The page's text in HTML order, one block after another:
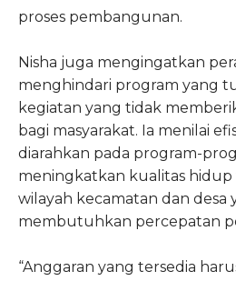
proses pembangunan.
Nisha juga mengingatkan
menghindari program yang
kegiatan yang tidak
bagi masyarakat. Ia menilai
diarahkan pada program-
meningkatkan kualitas hidup
wilayah kecamatan dan desa
membutuhkan percepatan
“Anggaran yang tersedia